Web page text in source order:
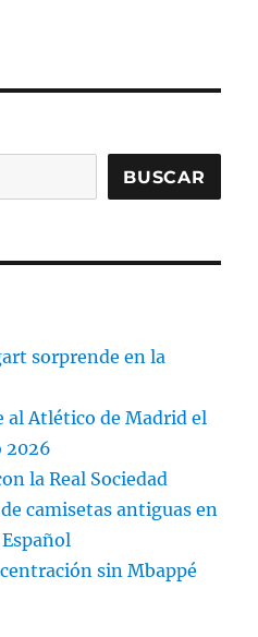
BUSCAR
sorprende en la
al Atlético de Madrid el
2026
la Real Sociedad
camisetas antiguas en
sin Mbappé